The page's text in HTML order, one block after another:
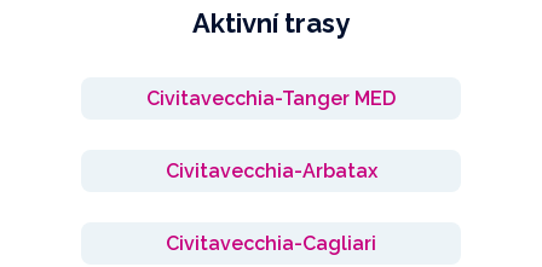
Aktivní trasy
Civitavecchia-Tanger MED
Civitavecchia-Arbatax
Civitavecchia-Cagliari